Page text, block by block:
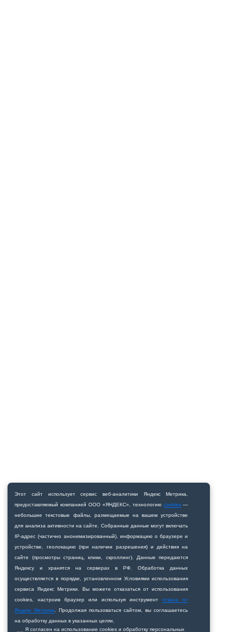
Этот сайт использует сервис веб‑аналитики Яндекс Метрика,
предоставляемый компанией ООО «ЯНДЕКС», технологию cookies—
небольшие текстовые файлы, размещаемые на вашем устройстве
для анализа активности на сайте. Собранные данные могут включать
IP‑адрес (частично анонимизированный), информацию о браузере и
устройстве, геолокацию (при наличии разрешения) и действия на
сайте (просмотры страниц, клики, скроллинг). Данные передаются
Яндексу и хранятся на серверах в РФ. Обработка данных
осуществляется в порядке, установленном Условиями использования
сервиса Яндекс Метрики. Вы можете отказаться от использования
cookies, настроив браузер или используя инструментотказа от
Яндекс Метрики
. Продолжая пользоваться сайтом, вы соглашаетесь
на обработку данных в указанных целях.
Я согласен на использование cookies и обработку персональных